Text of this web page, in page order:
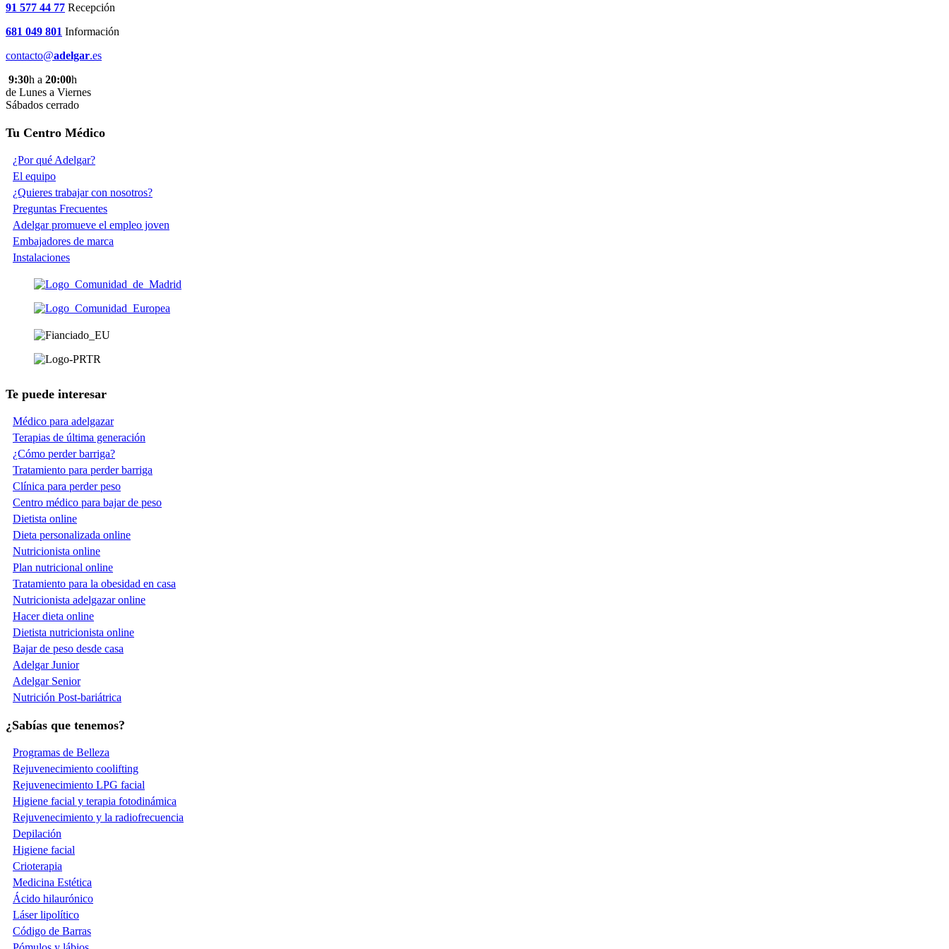
91 577 44 77 Recepción
681 049 801 Información
contacto@adelgar.es
9:30h a 20:00h
de Lunes a Viernes
Sábados cerrado
Tu Centro Médico
¿Por qué Adelgar?
El equipo
¿Quieres trabajar con nosotros?
Preguntas Frecuentes
Adelgar promueve el empleo joven
Embajadores de marca
Instalaciones
Te puede interesar
Médico para adelgazar
Terapias de última generación
¿Cómo perder barriga?
Tratamiento para perder barriga
Clínica para perder peso
Centro médico para bajar de peso
Dietista online
Dieta personalizada online
Nutricionista online
Plan nutricional online
Tratamiento para la obesidad en casa
Nutricionista adelgazar online
Hacer dieta online
Dietista nutricionista online
Bajar de peso desde casa
Adelgar Junior
Adelgar Senior
Nutrición Post-bariátrica
¿Sabías que tenemos?
Programas de Belleza
Rejuvenecimiento coolifting
Rejuvenecimiento LPG facial
Higiene facial y terapia fotodinámica
Rejuvenecimiento y la radiofrecuencia
Depilación
Higiene facial
Crioterapia
Medicina Estética
Ácido hilaurónico
Láser lipolítico
Código de Barras